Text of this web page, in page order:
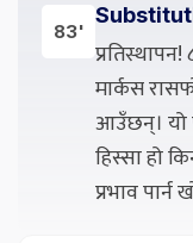
83'
मार्कस
आउँछन्। यो
हिस्सा हो
प्रभाव